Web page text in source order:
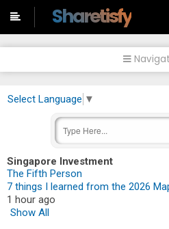
Sharetisfy
Select Language ▼
Singapore Investment
The Fifth Person
7 things I learned from the 2026
1 hour ago
Show All